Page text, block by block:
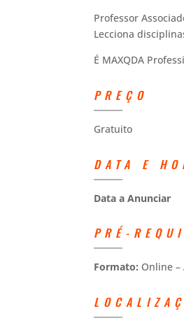
Professor
Lecciona
É MAXQDA
PREÇO
Gratuito
DATA E
Data a Anunciar
PRÉ-
Formato: Online –